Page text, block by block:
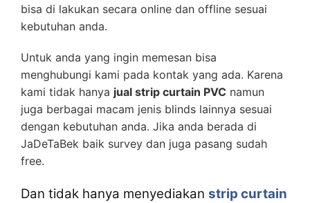
bisa di lakukan secara online dan offline sesuai
kebutuhan anda.
Untuk anda yang ingin memesan bisa
menghubungi kami pada kontak yang ada. Karena
kami tidak hanya jual strip curtain PVC namun
juga berbagai macam jenis blinds lainnya sesuai
dengan kebutuhan anda. Jika anda berada di
JaDeTaBek baik survey dan juga pasang sudah
free.
Dan tidak hanya menyediakan strip curtain